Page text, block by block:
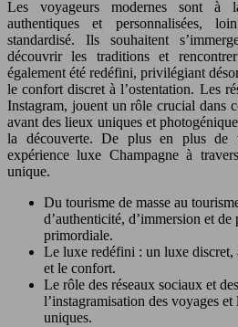
Les voyageurs modernes sont à
authentiques et personnalisées,
standardisé. Ils souhaitent
découvrir les traditions et
également été redéfini, privilégiant
le confort discret à l’ostentation. Les
Instagram, jouent un rôle crucial dans
avant des lieux uniques et
la découverte. De plus en plus de
expérience luxe Champagne à
unique.
Du tourisme de masse au
d’authenticité, d’immersion et de
primordiale.
Le luxe redéfini : un luxe discret,
et le confort.
Le rôle des réseaux sociaux et
l’instagramisation des voyages
uniques.